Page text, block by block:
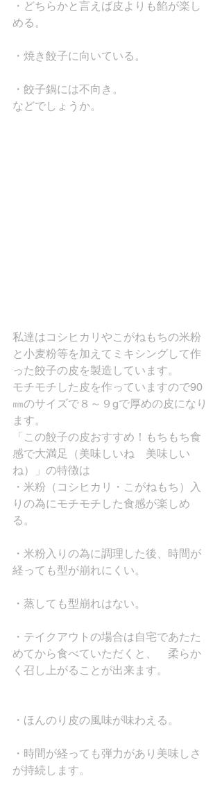
・どちらかと言えば皮よりも餡が楽し
める。
・焼き餃子に向いている。
・餃子鍋には不向き。
などでしょうか。
私達はコシヒカリやこがねもちの米粉
と小麦粉等を加えてミキシングして作
った餃子の皮を製造しています。
モチモチした皮を作っていますので90
㎜のサイズで８～９gで厚めの皮になり
ます。
「この餃子の皮おすすめ！もちもち食
感で大満足（美味しいね　美味しい
ね）」の特徴は
・米粉（コシヒカリ・こがねもち）入
りの為にモチモチした食感が楽しめ
る。
・米粉入りの為に調理した後、時間が
経っても型が崩れにくい。
・蒸しても型崩れはない。
・テイクアウトの場合は自宅であたた
めてから食べていただくと、　柔らか
く召し上がることが出来ます。
・ほんのり皮の風味が味わえる。
・時間が経っても弾力があり美味しさ
が持続します。